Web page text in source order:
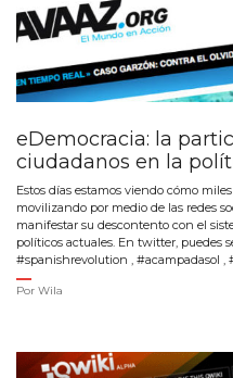
eDemocracia: la
ciudadanos en la
Estos días estamos viendo cómo
movilizando por medio de las redes
manifestar su descontento con el
políticos actuales. En twitter, puedes
#spanishrevolution , #acampadasol ,
Por Wila